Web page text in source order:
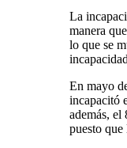
La
manera
lo que se
En mayo
incapacitó
además, el
puesto